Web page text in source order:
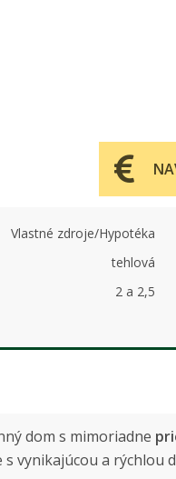
Vlastné zdroje/Hypotéka
tehlová
2 a 2,5
dom s mimoriadne
vynikajúcou a